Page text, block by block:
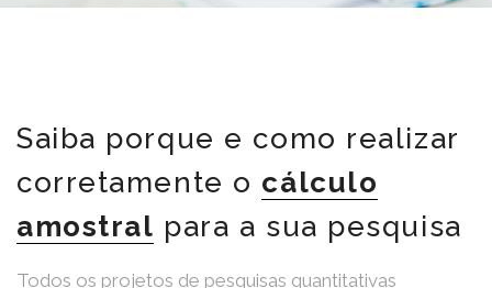
Saiba porque e como realizar
corretamente o cálculo
amostral para a sua pesquisa
Todos os projetos de pesquisas quantitativas